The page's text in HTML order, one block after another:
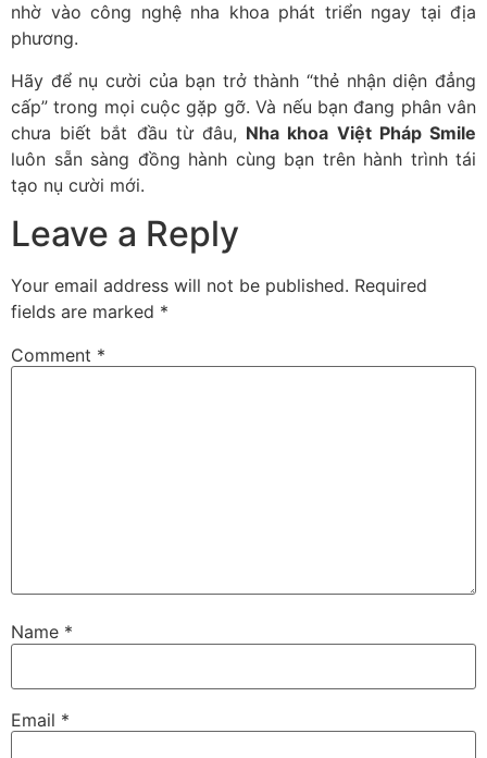
nhờ vào công nghệ nha khoa phát triển ngay tại địa
phương.
Hãy để nụ cười của bạn trở thành “thẻ nhận diện đẳng
cấp” trong mọi cuộc gặp gỡ. Và nếu bạn đang phân vân
chưa biết bắt đầu từ đâu, Nha khoa Việt Pháp Smile
luôn sẵn sàng đồng hành cùng bạn trên hành trình tái
tạo nụ cười mới.
Leave a Reply
Your email address will not be published. Required
fields are marked *
Comment *
Name *
Email *